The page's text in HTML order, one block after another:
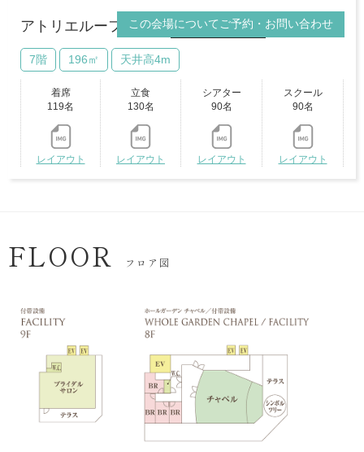
この会場についてご予約・お問い合わせ
アトリエルーフトップテラスVRビュー
7階 196㎡ 天井高4m
着席
119名
レイアウト
立食
130名
レイアウト
シアター
90名
レイアウト
スクール
90名
レイアウト
FLOOR フロア図